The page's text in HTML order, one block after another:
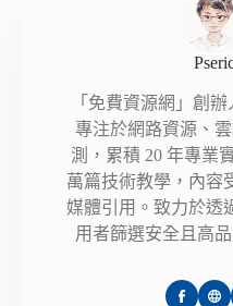
「免費資源網」創
專注於網路資源、
測，累積 20 年專業
萬篇技術教學，內容
媒體引用。致力於透
用者篩選安全且高